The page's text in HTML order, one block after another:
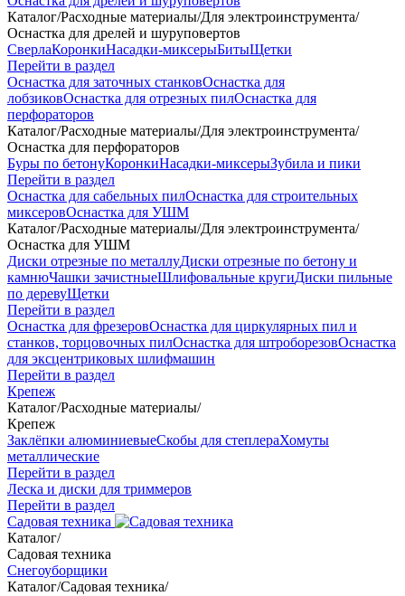
Каталог/Расходные материалы/Для электроинструмента/
Оснастка для дрелей и шуруповертов
СверлаКоронкиНасадки-миксерыБитыЩетки
Перейти в раздел
Оснастка для заточных станковОснастка для
лобзиковОснастка для отрезных пилОснастка для
перфораторов
Каталог/Расходные материалы/Для электроинструмента/
Оснастка для перфораторов
Буры по бетонуКоронкиНасадки-миксерыЗубила и пики
Перейти в раздел
Оснастка для сабельных пилОснастка для строительных
миксеровОснастка для УШМ
Каталог/Расходные материалы/Для электроинструмента/
Оснастка для УШМ
Диски отрезные по металлуДиски отрезные по бетону и
камнюЧашки зачистныеШлифовальные кругиДиски пильные
по деревуЩетки
Перейти в раздел
Оснастка для фрезеровОснастка для циркулярных пил и
станков, торцовочных пилОснастка для штроборезовОснастка
для эксцентриковых шлифмашин
Перейти в раздел
Крепеж
Каталог/Расходные материалы/
Крепеж
Заклёпки алюминиевыеСкобы для степлераХомуты
металлические
Перейти в раздел
Леска и диски для триммеров
Перейти в раздел
Садовая техника
Каталог/
Садовая техника
Снегоуборщики
Каталог/Садовая техника/